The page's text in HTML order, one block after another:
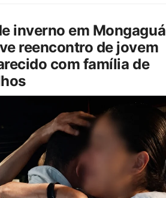
inverno em Mongaguá
reencontro de jovem
com família de